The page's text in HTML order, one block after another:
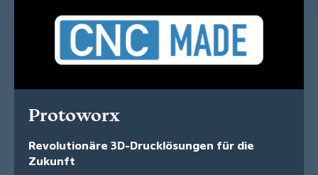
Protoworx
Revolutionäre 3D-Drucklösungen für die
Zukunft